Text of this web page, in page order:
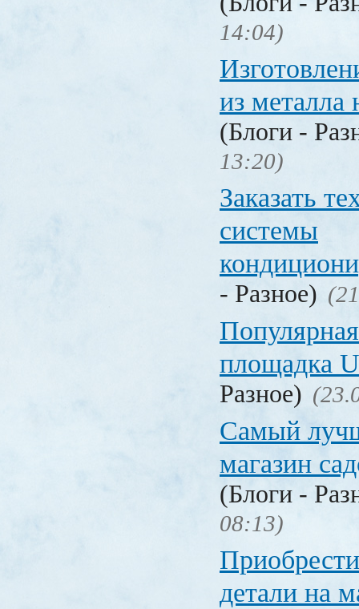
14:04)
из
(Блоги -
13:20)
Заказать
системы
- Разное)
площадка
Разное)
Самый
магазин
(Блоги -
08:13)
детали на